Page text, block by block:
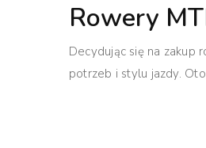
Rowery
Decydując się na
potrzeb i stylu jazdy.